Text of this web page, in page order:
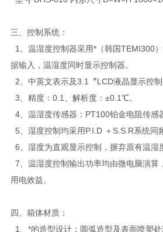
三、控制系统：
1、温湿度控制器采用*（韩国TEMI300
据输入，温湿度同时显示控制器。
2、中英文表示及3.1〞LCD液晶显示控制
3、精度：0.1、解析度：±0.1℃。
4、温湿度传感器：PT100铂金电阻传感
5、湿度控制均采用P.I.D ＋S.S.R系统同
6、湿度为直观显示控制，摒弃原有温湿
7、温湿度控制输出功率均由微电脑演算
用电效益。
四、箱体材质：
1、*的造型设计：圆弧造型及表面喷塑